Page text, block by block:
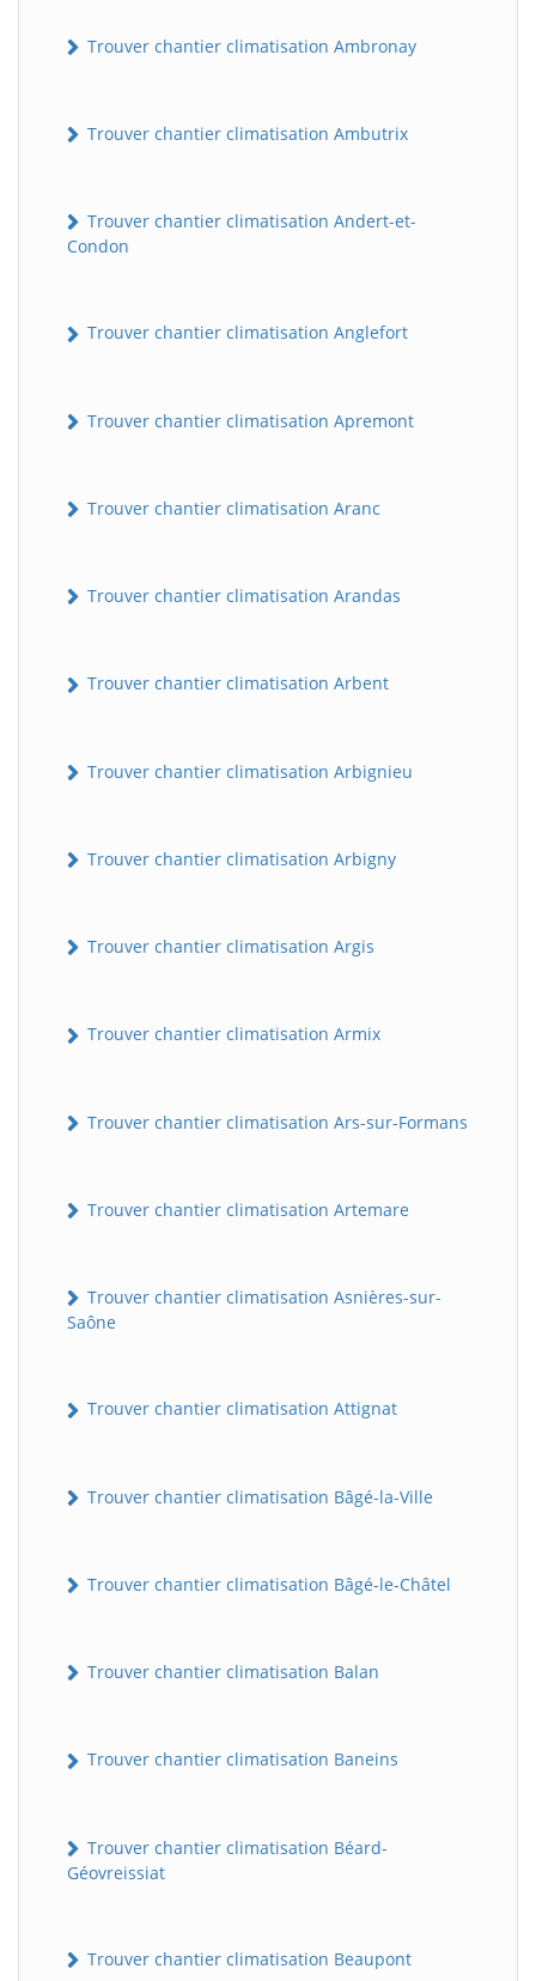
Trouver chantier climatisation Ambronay
Trouver chantier climatisation Ambutrix
Trouver chantier climatisation Andert-et-
Condon
Trouver chantier climatisation Anglefort
Trouver chantier climatisation Apremont
Trouver chantier climatisation Aranc
Trouver chantier climatisation Arandas
Trouver chantier climatisation Arbent
Trouver chantier climatisation Arbignieu
Trouver chantier climatisation Arbigny
Trouver chantier climatisation Argis
Trouver chantier climatisation Armix
Trouver chantier climatisation Ars-sur-Formans
Trouver chantier climatisation Artemare
Trouver chantier climatisation Asnières-sur-
Saône
Trouver chantier climatisation Attignat
Trouver chantier climatisation Bâgé-la-Ville
Trouver chantier climatisation Bâgé-le-Châtel
Trouver chantier climatisation Balan
Trouver chantier climatisation Baneins
Trouver chantier climatisation Béard-
Géovreissiat
Trouver chantier climatisation Beaupont